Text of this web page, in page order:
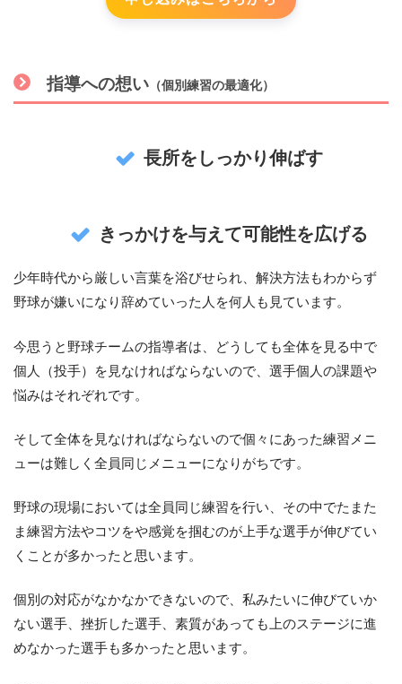
指導への想い （個別練習の最適化）
長所をしっかり伸ばす
きっかけを与えて可能性を広げる
少年時代から厳しい言葉を浴びせられ、解決方法もわからず
野球が嫌いになり辞めていった人を何人も見ています。
今思うと野球チームの指導者は、どうしても全体を見る中で
個人（投手）を見なければならないので、選手個人の課題や
悩みはそれぞれです。
そして全体を見なければならないので個々にあった練習メニ
ューは難しく全員同じメニューになりがちです。
野球の現場においては全員同じ練習を行い、その中でたまた
ま練習方法やコツをや感覚を掴むのが上手な選手が伸びてい
くことが多かったと思います。
個別の対応がなかなかできないので、私みたいに伸びていか
ない選手、挫折した選手、素質があっても上のステージに進
めなかった選手も多かったと思います。